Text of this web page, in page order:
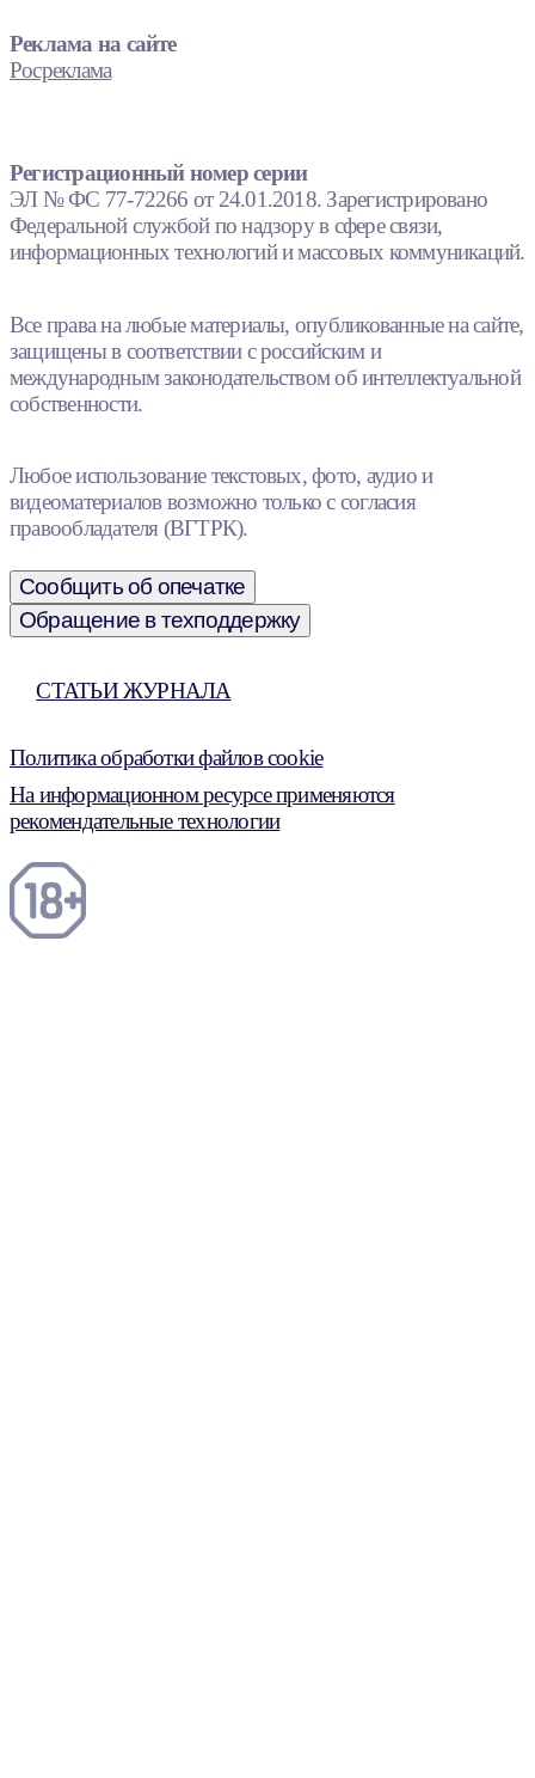
Реклама на сайте
Росреклама
Регистрационный номер серии
ЭЛ № ФС 77-72266 от 24.01.2018. Зарегистрировано
Федеральной службой по надзору в сфере связи,
информационных технологий и массовых коммуникаций.
Все права на любые материалы, опубликованные на сайте,
защищены в соответствии с российским и
международным законодательством об интеллектуальной
собственности.
Любое использование текстовых, фото, аудио и
видеоматериалов возможно только с согласия
правообладателя (ВГТРК).
Сообщить об опечатке
Обращение в техподдержку
СТАТЬИ ЖУРНАЛА
Политика обработки файлов cookie
На информационном ресурсе применяются
рекомендательные технологии